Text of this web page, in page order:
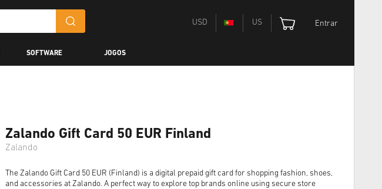
USD US Entrar
SOFTWARE JOGOS
Zalando Gift Card 50 EUR Finland
Zalando
The Zalando Gift Card 50 EUR (Finland) is a digital prepaid gift card for shopping fashion, shoes,
and accessories at Zalando. A perfect way to explore top brands online using secure store